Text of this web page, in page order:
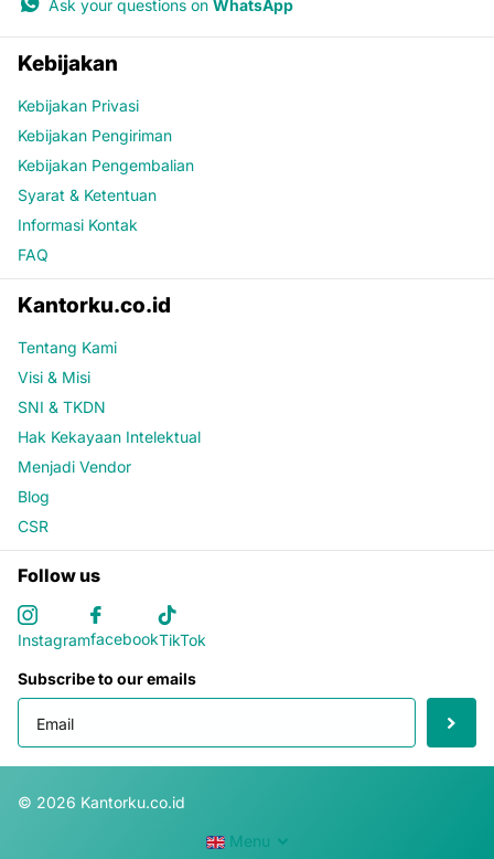
Ask your questions on WhatsApp
Kebijakan
Kebijakan Privasi
Kebijakan Pengiriman
Kebijakan Pengembalian
Syarat & Ketentuan
Informasi Kontak
FAQ
Kantorku.co.id
Tentang Kami
Visi & Misi
SNI & TKDN
Hak Kekayaan Intelektual
Menjadi Vendor
Blog
CSR
Follow us
InstagramfacebookTikTok
Subscribe to our emails
© 2026 Kantorku.co.id
Menu